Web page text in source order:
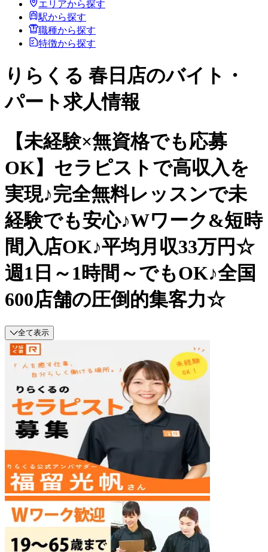
エリアから探す
駅から探す
職種から探す
特徴から探す
りらくる 春日店のバイト・
パート求人情報
【未経験×無資格でも応募
OK】セラピストで高収入を
実現♪完全無料レッスンで未
経験でも安心♪Wワーク&短時
間入店OK♪平均月収33万円☆
週1日～1時間～でもOK♪全国
600店舗の圧倒的集客力☆
全て表示